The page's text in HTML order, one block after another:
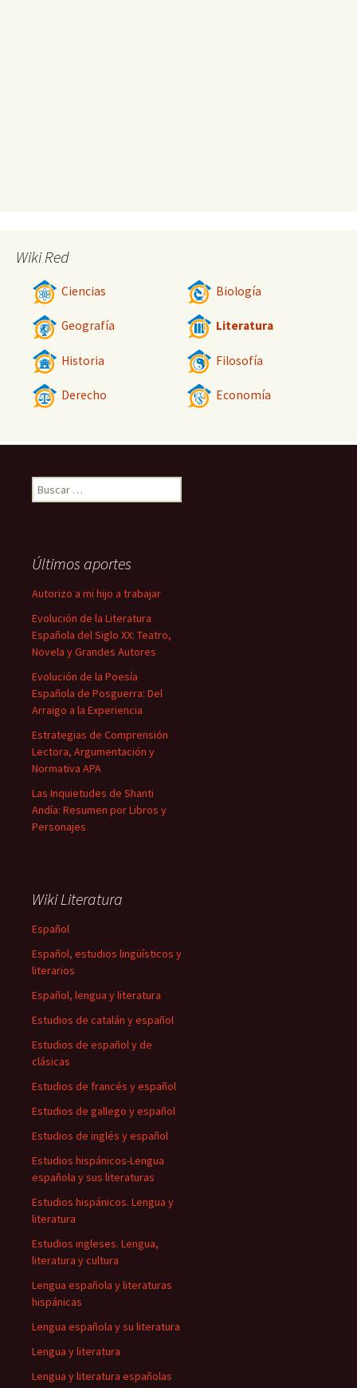
Wiki Red
Ciencias Biología
Geografía Literatura
Historia Filosofía
Derecho Economía
Buscar:
Últimos aportes
Autorizo a mi hijo a trabajar
Evolución de la Literatura
Española del Siglo XX: Teatro,
Novela y Grandes Autores
Evolución de la Poesía
Española de Posguerra: Del
Arraigo a la Experiencia
Estrategias de Comprensión
Lectora, Argumentación y
Normativa APA
Las Inquietudes de Shanti
Andía: Resumen por Libros y
Personajes
Wiki Literatura
Español
Español, estudios lingüísticos y
literarios
Español, lengua y literatura
Estudios de catalán y español
Estudios de español y de
clásicas
Estudios de francés y español
Estudios de gallego y español
Estudios de inglés y español
Estudios hispánicos-Lengua
española y sus literaturas
Estudios hispánicos. Lengua y
literatura
Estudios ingleses. Lengua,
literatura y cultura
Lengua española y literaturas
hispánicas
Lengua española y su literatura
Lengua y literatura
Lengua y literatura españolas